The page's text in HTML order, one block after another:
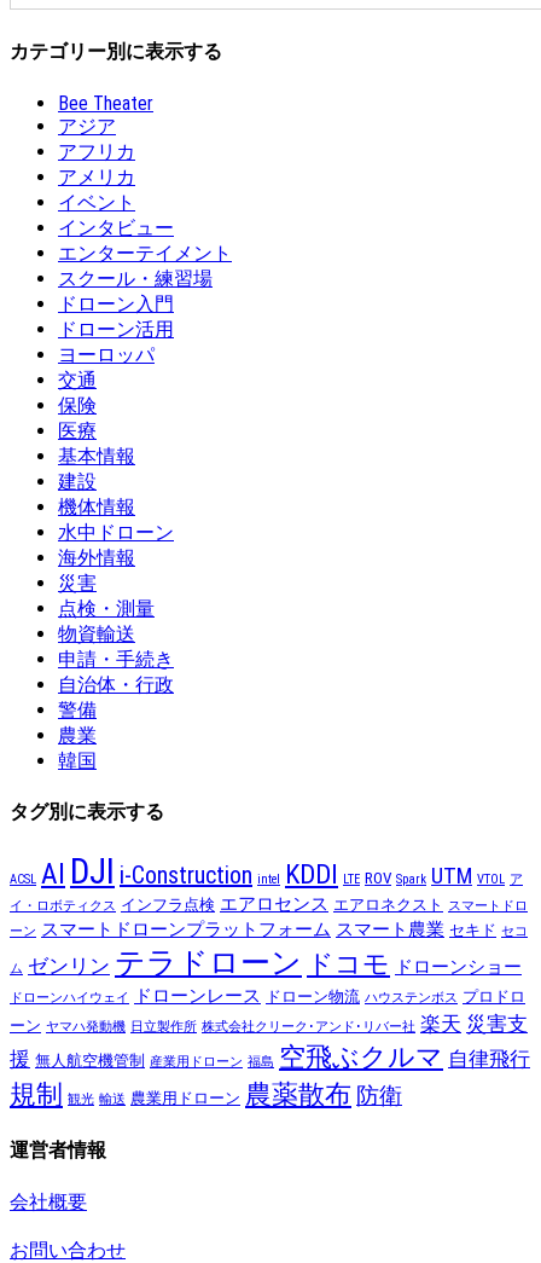
カテゴリー別に表示する
Bee Theater
アジア
アフリカ
アメリカ
イベント
インタビュー
エンターテイメント
スクール・練習場
ドローン入門
ドローン活用
ヨーロッパ
交通
保険
医療
基本情報
建設
機体情報
水中ドローン
海外情報
災害
点検・測量
物資輸送
申請・手続き
自治体・行政
警備
農業
韓国
タグ別に表示する
ACSL AI DJI i-Construction intel KDDI LTE ROV Spark UTM VTOL ア
イ・ロボティクス インフラ点検 エアロセンス エアロネクスト
スマートドロ
ーン スマートドローンプラットフォーム スマート農業 セキド セコ
ム ゼンリン テラドローン ドコモ ドローンショー
ドローンハイウェイ ドローンレース ドローン物流 ハウステンボス プロドロ
ーン ヤマハ発動機 日立製作所 株式会社クリーク･アンド･リバー社 楽天 災害支
援 無人航空機管制 産業用ドローン 福島 空飛ぶクルマ 自律飛行
規制 観光 輸送 農業用ドローン 農薬散布 防衛
運営者情報
会社概要
お問い合わせ